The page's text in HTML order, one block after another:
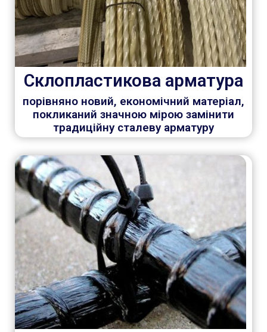
Склопластикова арматура
порівняно новий, економічний матеріал,
покликаний значною мірою замінити
традиційну сталеву арматуру